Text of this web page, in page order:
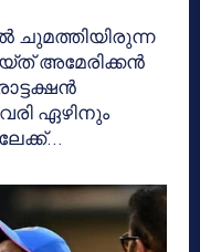
ചുമത്തിയിരുന്ന
അമേരിക്കൻ
ഏഴിനും